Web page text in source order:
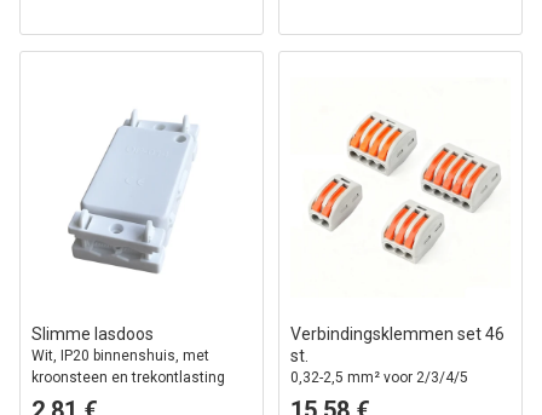
Slimme lasdoos
Wit, IP20 binnenshuis, met
kroonsteen en trekontlasting
Verbindingsklemmen set 46
st.
0,32-2,5 mm² voor 2/3/4/5
draden